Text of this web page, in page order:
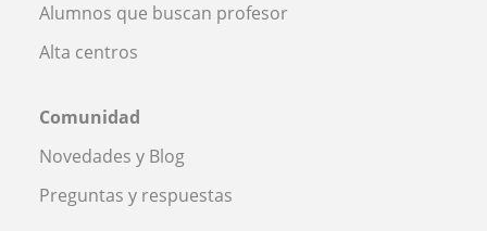
Alumnos que buscan profesor
Alta centros
Comunidad
Novedades y Blog
Preguntas y respuestas